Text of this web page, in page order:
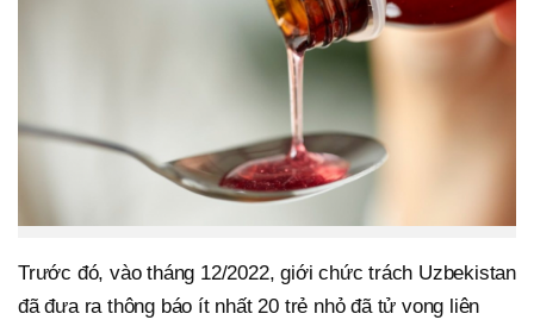
Trước đó, vào tháng 12/2022, giới chức trách Uzbekistan
đã đưa ra thông báo ít nhất 20 trẻ nhỏ đã tử vong liên